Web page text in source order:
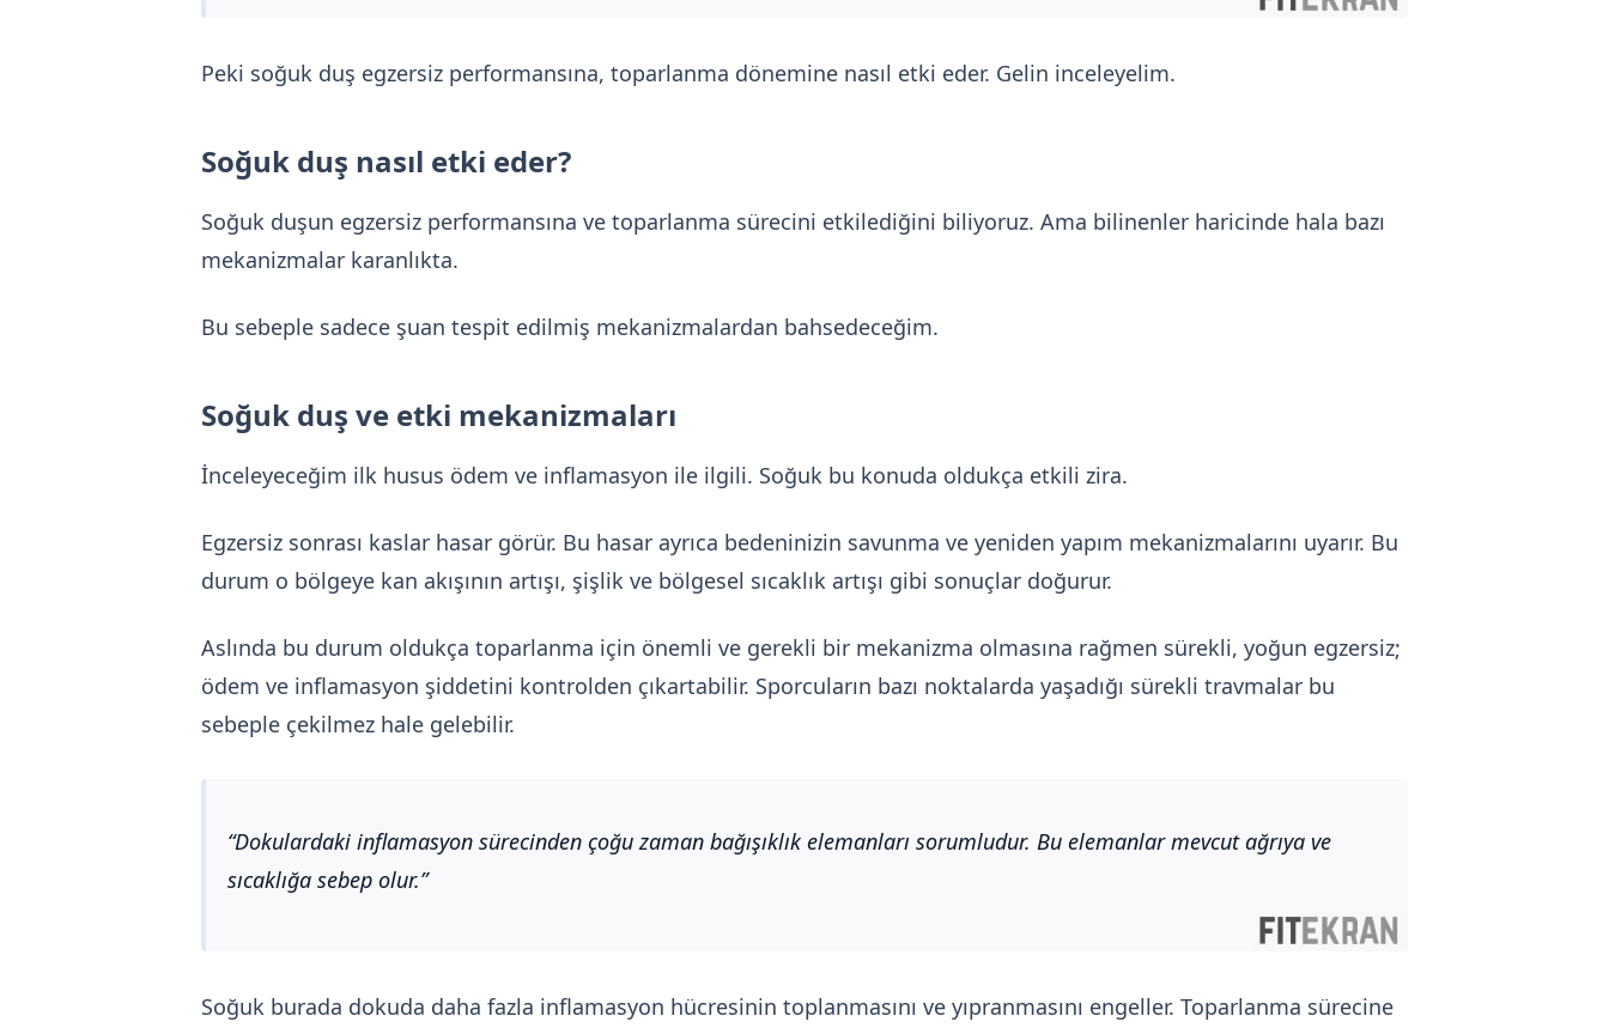
Peki soğuk duş egzersiz performansına, toparlanma dönemine nasıl etki eder. Gelin inceleyelim.
Soğuk duş nasıl etki eder?
Soğuk duşun egzersiz performansına ve toparlanma sürecini etkilediğini biliyoruz. Ama bilinenler haricinde hala bazı
mekanizmalar karanlıkta.
Bu sebeple sadece şuan tespit edilmiş mekanizmalardan bahsedeceğim.
Soğuk duş ve etki mekanizmaları
İnceleyeceğim ilk husus ödem ve inflamasyon ile ilgili. Soğuk bu konuda oldukça etkili zira.
Egzersiz sonrası kaslar hasar görür. Bu hasar ayrıca bedeninizin savunma ve yeniden yapım mekanizmalarını uyarır. Bu
durum o bölgeye kan akışının artışı, şişlik ve bölgesel sıcaklık artışı gibi sonuçlar doğurur.
Aslında bu durum oldukça toparlanma için önemli ve gerekli bir mekanizma olmasına rağmen sürekli, yoğun egzersiz;
ödem ve inflamasyon şiddetini kontrolden çıkartabilir. Sporcuların bazı noktalarda yaşadığı sürekli travmalar bu
sebeple çekilmez hale gelebilir.
Dokulardaki inflamasyon sürecinden çoğu zaman bağışıklık elemanları sorumludur. Bu elemanlar mevcut ağrıya ve
sıcaklığa sebep olur.
Soğuk burada dokuda daha fazla inflamasyon hücresinin toplanmasını ve yıpranmasını engeller. Toparlanma sürecine